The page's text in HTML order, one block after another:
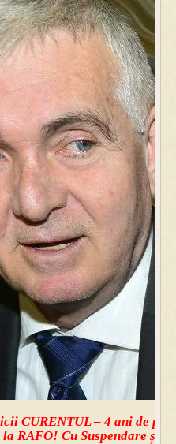
CURENTUL – 4 ani de
RAFO! Cu Suspendare și